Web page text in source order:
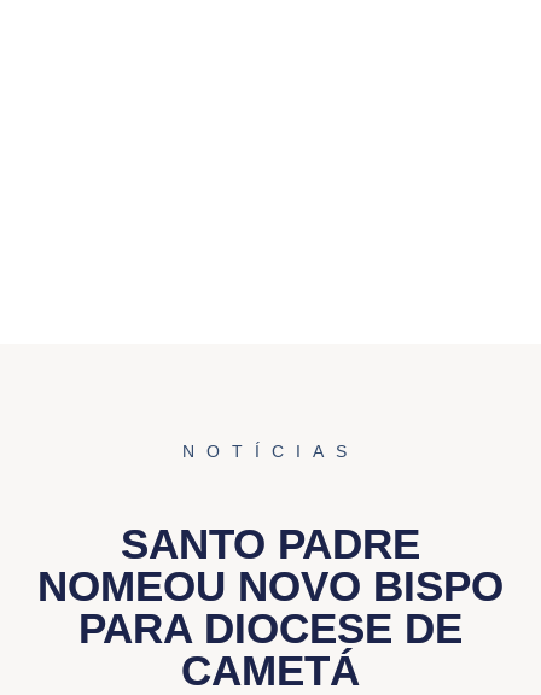
NOTÍCIAS
SANTO PADRE
NOMEOU NOVO BISPO
PARA DIOCESE DE
CAMETÁ